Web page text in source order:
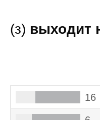
(з) выходит
16